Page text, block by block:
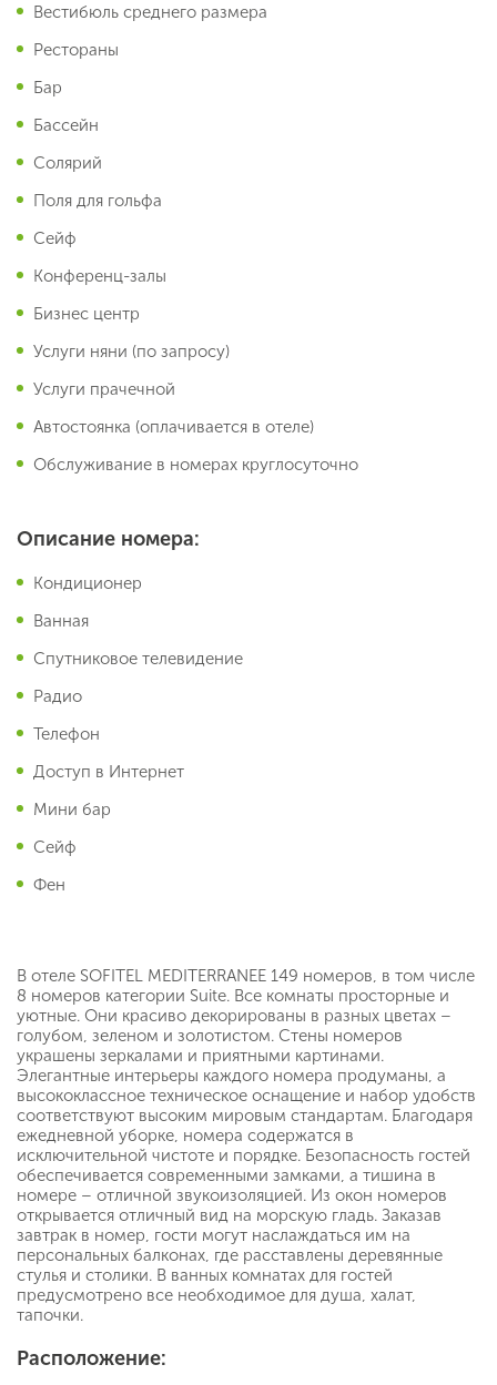
Вестибюль среднего размера
Рестораны
Бар
Бассейн
Солярий
Поля для гольфа
Сейф
Конференц-залы
Бизнес центр
Услуги няни (по запросу)
Услуги прачечной
Автостоянка (оплачивается в отеле)
Обслуживание в номерах круглосуточно
Описание номера:
Кондиционер
Ванная
Спутниковое телевидение
Радио
Телефон
Доступ в Интернет
Мини бар
Сейф
Фен
В отеле SOFITEL MEDITERRANEE 149 номеров, в том числе
8 номеров категории Suite. Все комнаты просторные и
уютные. Они красиво декорированы в разных цветах –
голубом, зеленом и золотистом. Стены номеров
украшены зеркалами и приятными картинами.
Элегантные интерьеры каждого номера продуманы, а
высококлассное техническое оснащение и набор удобств
соответствуют высоким мировым стандартам. Благодаря
ежедневной уборке, номера содержатся в
исключительной чистоте и порядке. Безопасность гостей
обеспечивается современными замками, а тишина в
номере – отличной звукоизоляцией. Из окон номеров
открывается отличный вид на морскую гладь. Заказав
завтрак в номер, гости могут наслаждаться им на
персональных балконах, где расставлены деревянные
стулья и столики. В ванных комнатах для гостей
предусмотрено все необходимое для душа, халат,
тапочки.
Расположение: